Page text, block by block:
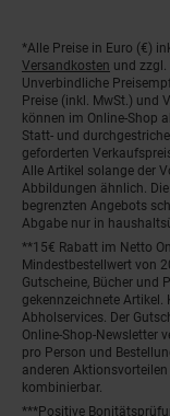
Fußnoten
*Alle Preise in Euro (€)
Versandkosten und
Unverbindliche
Preise (inkl. MwSt.) und
können im Online-Shop
Statt- und
geforderten
Alle Artikel solange der
Abbildungen ähnlich.
begrenzten Angebots
Abgabe nur in
**15€ Rabatt im Netto
Mindestbestellwert von
Gutscheine, Bücher und
gekennzeichnete
Abholservices. Der
Online-Shop-Newsletter
pro Person und
anderen
kombinierbar.
***Positive